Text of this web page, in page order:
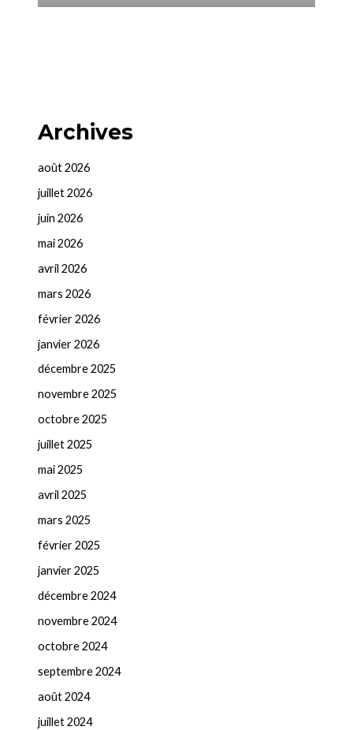
Archives
août 2026
juillet 2026
juin 2026
mai 2026
avril 2026
mars 2026
février 2026
janvier 2026
décembre 2025
novembre 2025
octobre 2025
juillet 2025
mai 2025
avril 2025
mars 2025
février 2025
janvier 2025
décembre 2024
novembre 2024
octobre 2024
septembre 2024
août 2024
juillet 2024